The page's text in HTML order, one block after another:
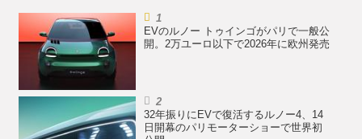
EVのルノー トゥインゴがパリで一般公
開。2万ユーロ以下で2026年に欧州発売
32年振りにEVで復活するルノー4、14
日開幕のパリモーターショーで世界初